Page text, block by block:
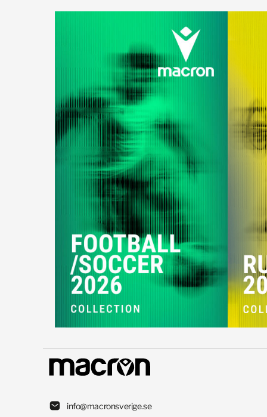
info@macronsverige.se